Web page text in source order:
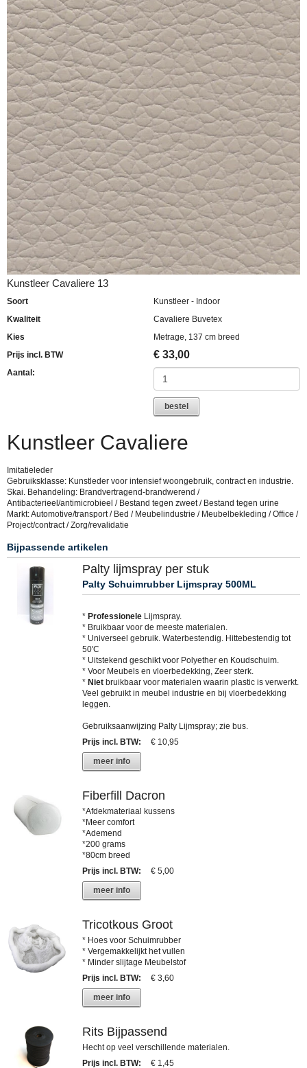
Kunstleer Cavaliere 13
Soort
Kunstleer - Indoor
Kwaliteit
Cavaliere Buvetex
Kies
Metrage, 137 cm breed
Prijs incl. BTW
€ 33,00
Aantal:
bestel
Kunstleer Cavaliere
Imitatieleder
Gebruiksklasse: Kunstleder voor intensief woongebruik, contract en industrie.
Skai. Behandeling: Brandvertragend-brandwerend /
Antibacterieel/antimicrobieel / Bestand tegen zweet / Bestand tegen urine
Markt: Automotive/transport / Bed / Meubelindustrie / Meubelbekleding / Office /
Project/contract / Zorg/revalidatie
Bijpassende artikelen
Palty lijmspray per stuk
Palty Schuimrubber Lijmspray 500ML
* Professionele Lijmspray.
* Bruikbaar voor de meeste materialen.
* Universeel gebruik. Waterbestendig. Hittebestendig tot
50'C
* Uitstekend geschikt voor Polyether en Koudschuim.
* Voor Meubels en vloerbedekking, Zeer sterk.
* Niet bruikbaar voor materialen waarin plastic is verwerkt.
Veel gebruikt in meubel industrie en bij vloerbedekking
leggen.
Gebruiksaanwijzing Palty Lijmspray; zie bus.
Prijs incl. BTW:
€ 10,95
meer info
Fiberfill Dacron
*Afdekmateriaal kussens
*Meer comfort
*Ademend
*200 grams
*80cm breed
Prijs incl. BTW:
€ 5,00
meer info
Tricotkous Groot
* Hoes voor Schuimrubber
* Vergemakkelijkt het vullen
* Minder slijtage Meubelstof
Prijs incl. BTW:
€ 3,60
meer info
Rits Bijpassend
Hecht op veel verschillende materialen.
Prijs incl. BTW: € 1,45